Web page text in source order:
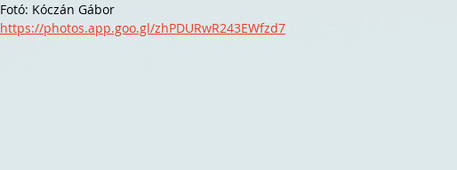
Fotó: Kóczán Gábor
https://photos.app.goo.gl/zhPDURwR243EWfzd7